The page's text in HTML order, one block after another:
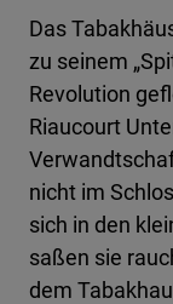
Das
zu seinem
Revolution
Riaucourt
nicht im
sich in den
saßen sie
dem